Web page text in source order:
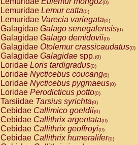
(0)
AtelidaeAlouatta seniculus
AtelidaeAlouattaspp.(0)
AtelidaeAteles belzebuth(0)
AtelidaeAteles geoffroyi(0)
AtelidaeAteles paniscus(0)
AtelidaeAtelesspp.(0)
Atelidae Lagothrix lagothricha
AtelidaeLagothrix lagothricha cana
PitheciidaeCacajao calvus
PitheciidaeCallicebus cupreus
PitheciidaeCallicebus donacophilus
PitheciidaeCallicebus moloch
PitheciidaeCallicebus torquatus
PitheciidaeCallicebusspp.(0)
PitheciidaeChiropotes satanas(0)
(0)
Lemuridae Lemur catta(0)
Lemuridae Varecia variegata(0)
Galagidae Galago senegalensis(0)
Galagidae Galago demidovii(0)
Galagidae Otolemur crassicaudatus(0)
Galagidae Galagidae spp.(0)
Loridae Loris tardigradus(0)
Loridae Nycticebus coucang(0)
Loridae Nycticebus pygmaeus(0)
Loridae Perodicticus potto(0)
Tarsiidae Tarsius syrichta(0)
Cebidae Callimico goeldii(0)
Cebidae Callithrix argentata(0)
Cebidae Callithrix geoffroyi(0)
Cebidae Callithrix humeralifer(0)